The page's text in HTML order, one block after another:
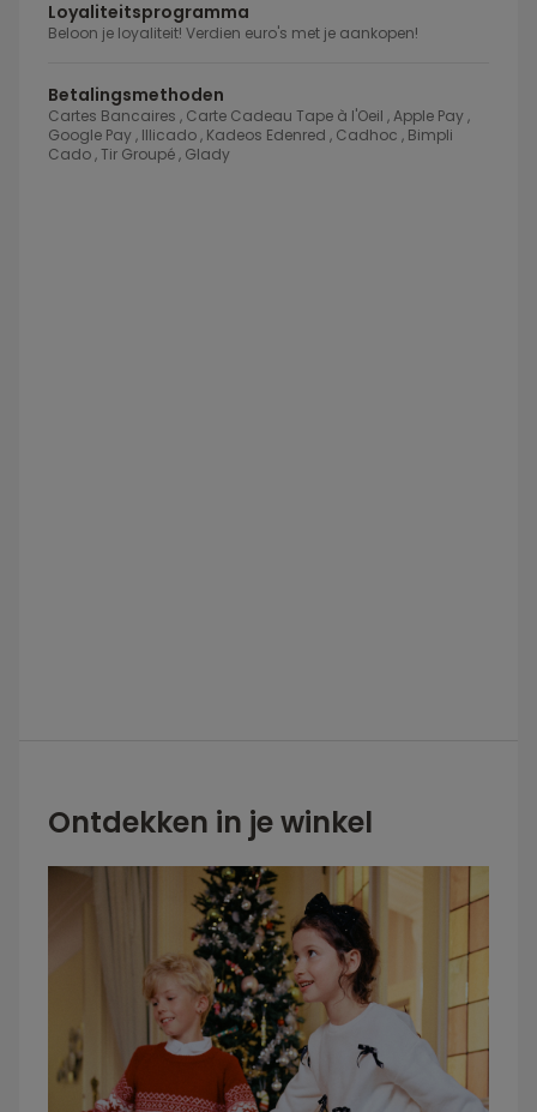
Loyaliteitsprogramma
Beloon je loyaliteit! Verdien euro's met je aankopen!
Betalingsmethoden
Cartes Bancaires , Carte Cadeau Tape à l'Oeil , Apple Pay ,
Google Pay , Illicado , Kadeos Edenred , Cadhoc , Bimpli
Cado , Tir Groupé , Glady
Ontdekken in je winkel